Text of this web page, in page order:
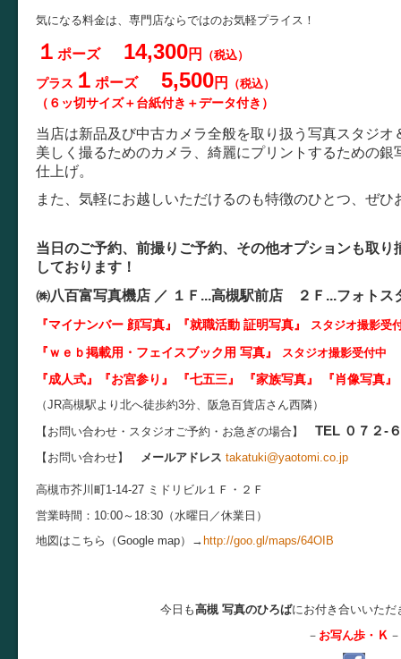
気になる料金は、専門店ならではのお気軽プライス！
１ ポーズ 14,300円 （税込）
プラス １ ポーズ 5,500円 （税込）
（６ッ切サイズ＋台紙付き＋データ付き）
当店は新品及び中古カメラ全般を取り扱う写真スタジオ
美しく撮るためのカメラ、綺麗にプリントするための
仕上げ。
また、気軽にお越しいただけるのも特徴のひとつ、ぜ
当日のご予約、前撮りご予約、その他オプションも取
しております！
㈱八百富写真機店 ／ １Ｆ...高槻駅前店 ２Ｆ...フォトス
『マイナンバー 顔写真』『就職活動 証明写真』 スタジオ撮影受
『ｗｅｂ掲載用・フェイスブック用 写真』 スタジオ撮影受付中
『成人式』『お宮参り』 『七五三』 『家族写真』 『肖像写真』
（JR高槻駅より北へ徒歩約3分、阪急百貨店さん西隣）
【お問い合わせ・スタジオご予約・お急ぎの場合】 TEL ０７２-
【お問い合わせ】 メールアドレス takatuki@yaotomi.co.jp
高槻市芥川町1-14-27 ミドリビル１Ｆ・２Ｆ
営業時間：10:00～18:30（水曜日／休業日）
地図はこちら（Google map）→ http://goo.gl/maps/64OIB
今日も高槻 写真のひろばにお付き合いいただ
－ お写ん歩・ Ｋ －